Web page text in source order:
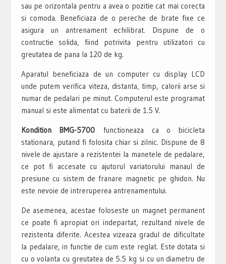
sau pe orizontala pentru a avea o pozitie cat mai corecta
si comoda. Beneficiaza de o pereche de brate fixe ce
asigura un antrenament echilibrat. Dispune de o
contructie solida, fiind potrivita pentru utilizatori cu
greutatea de pana la 120 de kg.
Aparatul beneficiaza de un computer cu display LCD
unde putem verifica viteza, distanta, timp, calorii arse si
numar de pedalari pe minut. Computerul este programat
manual si este alimentat cu baterii de 1.5 V.
Kondition BMG-5700functioneaza ca o bicicleta
stationara, putand fi folosita chiar si zilnic. Dispune de 8
nivele de ajustare a rezistentei la manetele de pedalare,
ce pot fi accesate cu ajutorul variatorului manaul de
presiune cu sistem de franare magnetic pe ghidon. Nu
este nevoie de intreruperea antrenamentului.
De asemenea, acestae foloseste un magnet permanent
ce poate fi apropiat ori indepartat, rezultand nivele de
rezistenta diferite. Acestea vizeaza gradul de dificultate
la pedalare, in functie de cum este reglat. Este dotata si
cu o volanta cu greutatea de 5.5 kg si cu un diametru de